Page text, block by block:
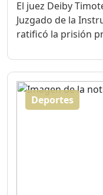
El juez Deiby
Juzgado de la
ratificó la prisión
Deportes